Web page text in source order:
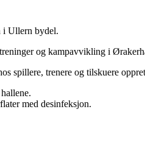
i Ullern bydel.
og kampavvikling i
spillere, trenere og tilskuere
med desinfeksjon.